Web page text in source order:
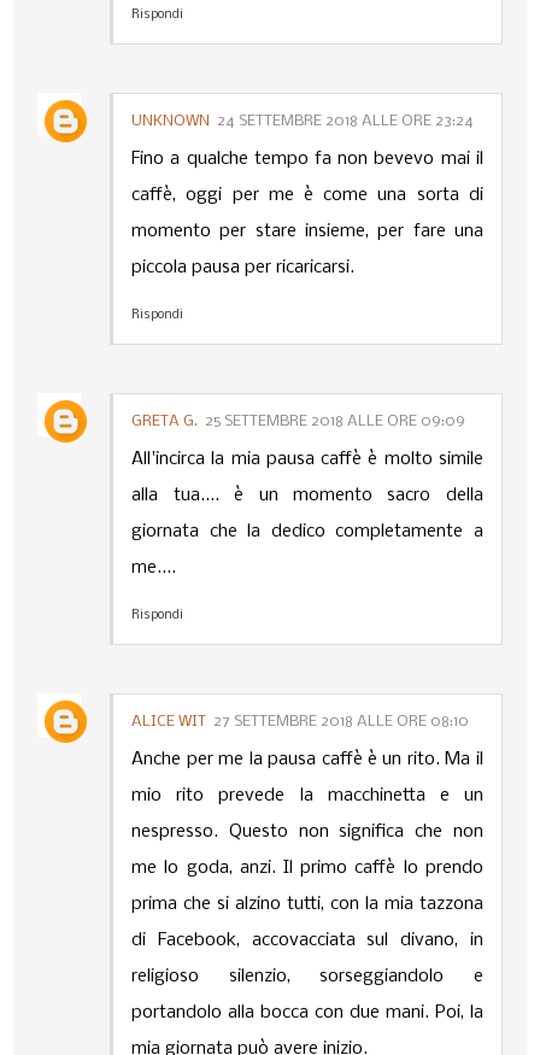
Rispondi
UNKNOWN 24 SETTEMBRE 2018 ALLE ORE 23:24
Fino a qualche tempo fa non bevevo mai il
caffè, oggi per me è come una sorta di
momento per stare insieme, per fare una
piccola pausa per ricaricarsi.
Rispondi
GRETA G. 25 SETTEMBRE 2018 ALLE ORE 09:09
All'incirca la mia pausa caffè è molto simile
alla tua.... è un momento sacro della
giornata che la dedico completamente a
me....
Rispondi
ALICE WIT 27 SETTEMBRE 2018 ALLE ORE 08:10
Anche per me la pausa caffè è un rito. Ma il
mio rito prevede la macchinetta e un
nespresso. Questo non significa che non
me lo goda, anzi. Il primo caffè lo prendo
prima che si alzino tutti, con la mia tazzona
di Facebook, accovacciata sul divano, in
religioso silenzio, sorseggiandolo e
portandolo alla bocca con due mani. Poi, la
mia giornata può avere inizio.